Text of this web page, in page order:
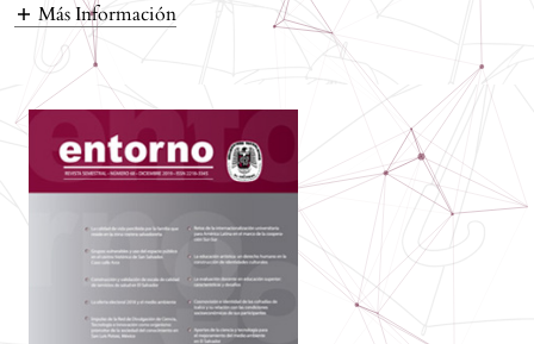
Más Información